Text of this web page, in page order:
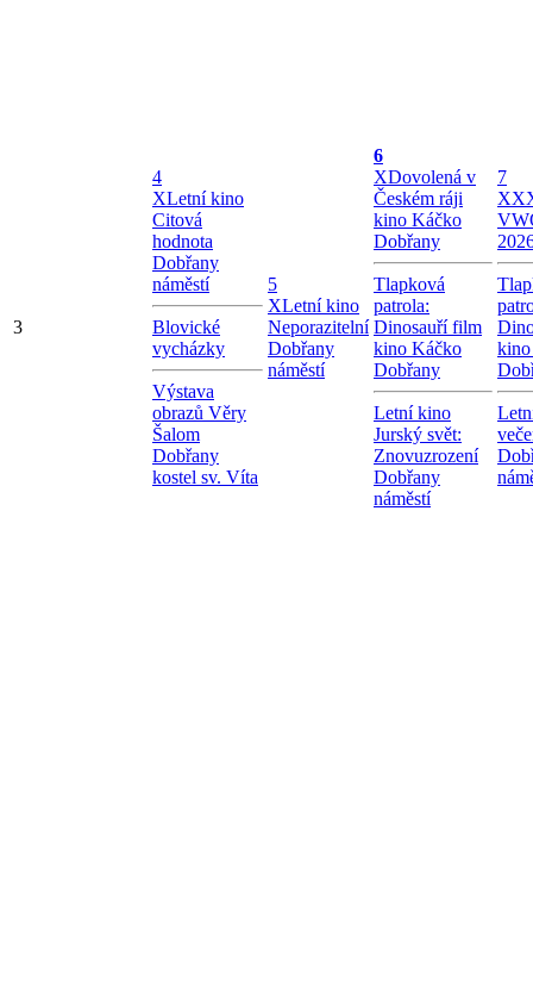
3
4
XLetní kino
Citová
hodnota
Dobřany
náměstí
Blovické
vycházky
Výstava
obrazů Věry
Šalom
Dobřany
kostel sv. Víta
5
XLetní kino
Neporazitelní
Dobřany
náměstí
6
XDovolená v
Českém ráji
kino Káčko
Dobřany
Tlapková
patrola:
Dinosauří film
kino Káčko
Dobřany
Letní kino
Jurský svět:
Znovuzrození
Dobřany
náměstí
7
X